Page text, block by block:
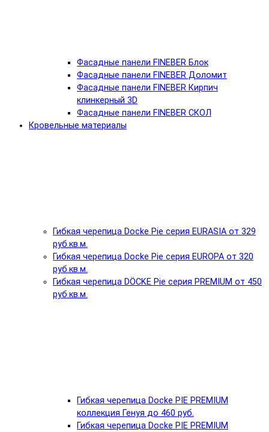
Фасадные панели FINEBER Блок
Фасадные панели FINEBER Доломит
Фасадные панели FINEBER Кирпич
клинкерный 3D
Фасадные панели FINEBER СКОЛ
Кровельные материалы
Гибкая черепица Docke Pie серия EURASIA от 329
руб.кв.м.
Гибкая черепица Docke Pie серия EUROPA от 320
руб.кв.м.
Гибкая черепица DÖCKE Pie серия PREMIUM от 450
руб.кв.м.
Гибкая черепица Docke PIE PREMIUM
коллекция Генуя до 460 руб.
Гибкая черепица Docke PIE PREMIUM